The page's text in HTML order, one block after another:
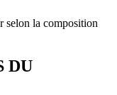
selon la composition
DU